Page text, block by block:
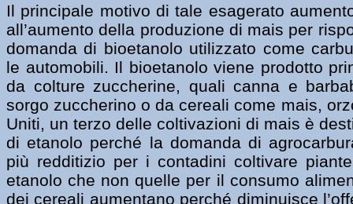
Il principale motivo di tale esagerato
all’aumento della produzione di mais per
domanda di bioetanolo utilizzato come
le automobili. Il bioetanolo viene prodotto
da colture zuccherine, quali canna e
sorgo zuccherino o da cereali come mais,
Uniti, un terzo delle coltivazioni di mais è
di etanolo perché la domanda di
più redditizio per i contadini coltivare
etanolo che non quelle per il consumo
dei cereali aumentano perché diminuisce